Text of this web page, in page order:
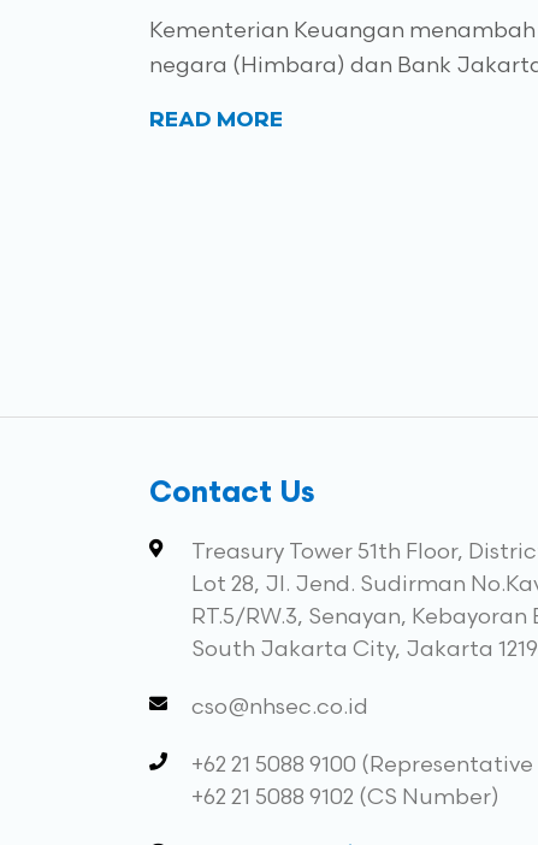
Kementerian Keuangan
negara (Himbara) dan Bank
READ MORE
Contact Us
Treasury Tower 51th Floor,
Lot 28, Jl. Jend. Sudirman
RT.5/RW.3, Senayan, Kebayoran
South Jakarta City, Jakarta
cso@nhsec.co.id
+62 21 5088 9100
+62 21 5088 9102 (CS Number)